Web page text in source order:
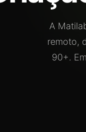
A
remoto,
90+.